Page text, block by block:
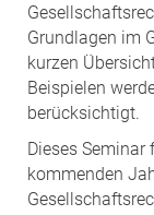
Grundlagen im
kurzen
Beispielen
berücksichtigt.
Dieses
kommenden